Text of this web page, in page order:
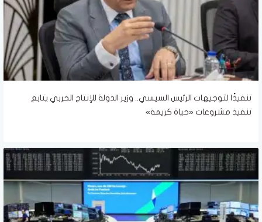
تنفيذًا لتوجيهات الرئيس السيسي.. وزير الدولة للإنتاج الحربي يتابع
تنفيذ مشروعات «حياة كريمة»